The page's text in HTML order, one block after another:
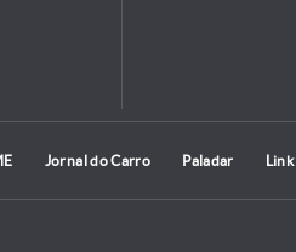
Jornal do Carro Paladar Link